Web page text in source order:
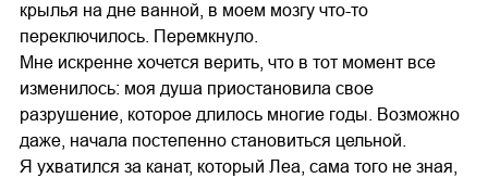
крылья на дне ванной, в моем мозгу что-то
переключилось. Перемкнуло.
Мне искренне хочется верить, что в тот момент все
изменилось: моя душа приостановила свое
разрушение, которое длилось многие годы. Возможно
даже, начала постепенно становиться цельной.
Я ухватился за канат, который Леа, сама того не зная,